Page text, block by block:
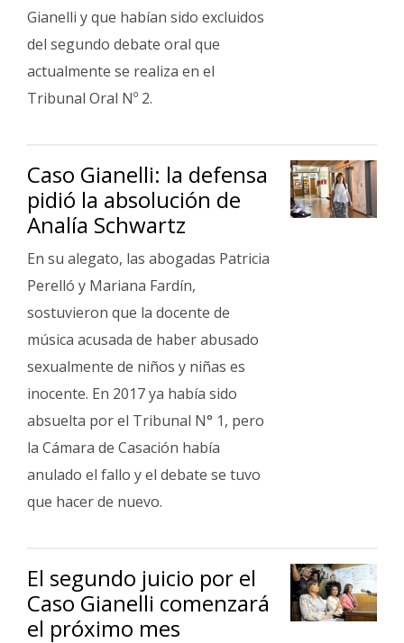
Gianelli y que habían sido excluidos
del segundo debate oral que
actualmente se realiza en el
Tribunal Oral Nº 2.
Caso Gianelli: la defensa
pidió la absolución de
Analía Schwartz
En su alegato, las abogadas Patricia
Perelló y Mariana Fardín,
sostuvieron que la docente de
música acusada de haber abusado
sexualmente de niños y niñas es
inocente. En 2017 ya había sido
absuelta por el Tribunal N° 1, pero
la Cámara de Casación había
anulado el fallo y el debate se tuvo
que hacer de nuevo.
El segundo juicio por el
Caso Gianelli comenzará
el próximo mes